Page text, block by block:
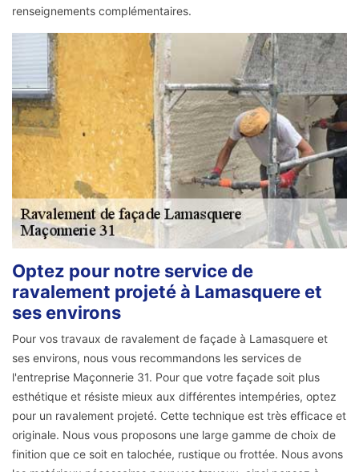
renseignements complémentaires.
Optez pour notre service de
ravalement projeté à Lamasquere et
ses environs
Pour vos travaux de ravalement de façade à Lamasquere et
ses environs, nous vous recommandons les services de
l'entreprise Maçonnerie 31. Pour que votre façade soit plus
esthétique et résiste mieux aux différentes intempéries, optez
pour un ravalement projeté. Cette technique est très efficace et
originale. Nous vous proposons une large gamme de choix de
finition que ce soit en talochée, rustique ou frottée. Nous avons